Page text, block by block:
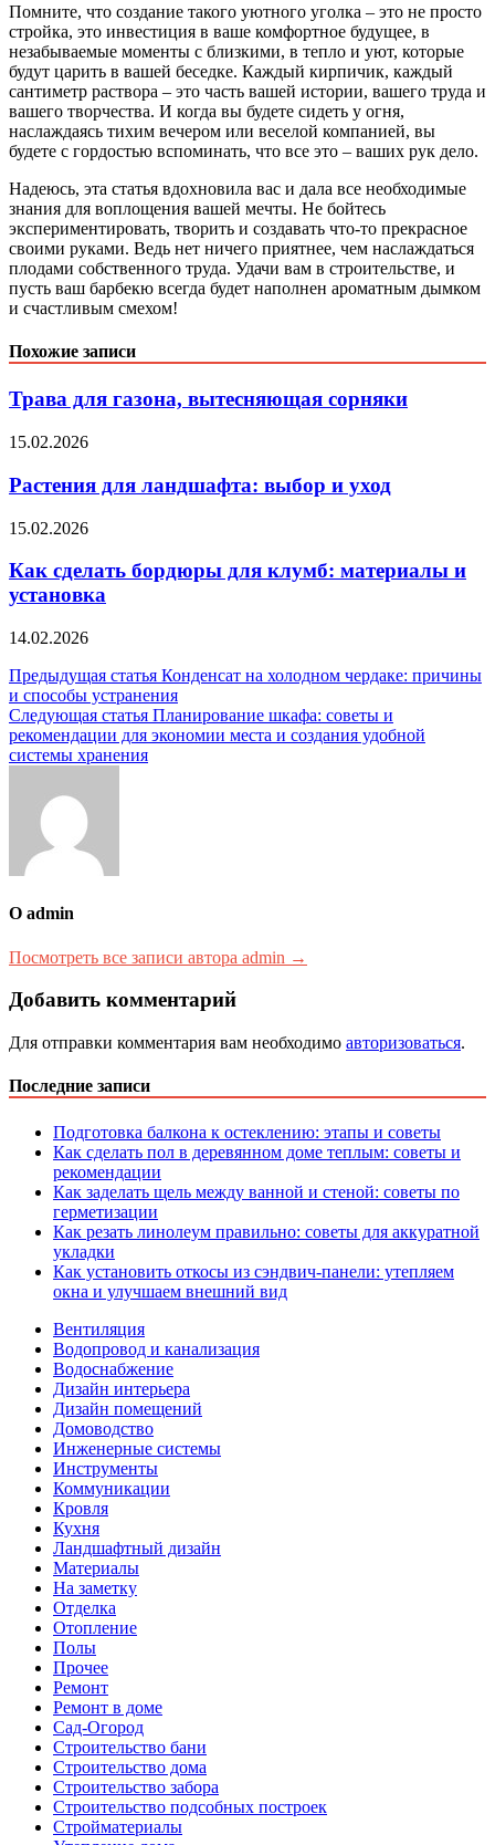
Помните, что создание такого уютного уголка – это не просто
стройка, это инвестиция в ваше комфортное будущее, в
незабываемые моменты с близкими, в тепло и уют, которые
будут царить в вашей беседке. Каждый кирпичик, каждый
сантиметр раствора – это часть вашей истории, вашего труда и
вашего творчества. И когда вы будете сидеть у огня,
наслаждаясь тихим вечером или веселой компанией, вы
будете с гордостью вспоминать, что все это – ваших рук дело.
Надеюсь, эта статья вдохновила вас и дала все необходимые
знания для воплощения вашей мечты. Не бойтесь
экспериментировать, творить и создавать что-то прекрасное
своими руками. Ведь нет ничего приятнее, чем наслаждаться
плодами собственного труда. Удачи вам в строительстве, и
пусть ваш барбекю всегда будет наполнен ароматным дымком
и счастливым смехом!
Похожие записи
Трава для газона, вытесняющая сорняки
15.02.2026
Растения для ландшафта: выбор и уход
15.02.2026
Как сделать бордюры для клумб: материалы и
установка
14.02.2026
Навигация
по
записям
Предыдущая статья Конденсат на холодном чердаке: причины
и способы устранения
Следующая статья Планирование шкафа: советы и
рекомендации для экономии места и создания удобной
системы хранения
О admin
Посмотреть все записи автора admin →
Добавить комментарий
Для отправки комментария вам необходимо авторизоваться.
Последние записи
Подготовка балкона к остеклению: этапы и советы
Как сделать пол в деревянном доме теплым: советы и
рекомендации
Как заделать щель между ванной и стеной: советы по
герметизации
Как резать линолеум правильно: советы для аккуратной
укладки
Как установить откосы из сэндвич-панели: утепляем
окна и улучшаем внешний вид
Вентиляция
Водопровод и канализация
Водоснабжение
Дизайн интерьера
Дизайн помещений
Домоводство
Инженерные системы
Инструменты
Коммуникации
Кровля
Кухня
Ландшафтный дизайн
Материалы
На заметку
Отделка
Отопление
Полы
Прочее
Ремонт
Ремонт в доме
Сад-Огород
Строительство бани
Строительство дома
Строительство забора
Строительство подсобных построек
Стройматериалы